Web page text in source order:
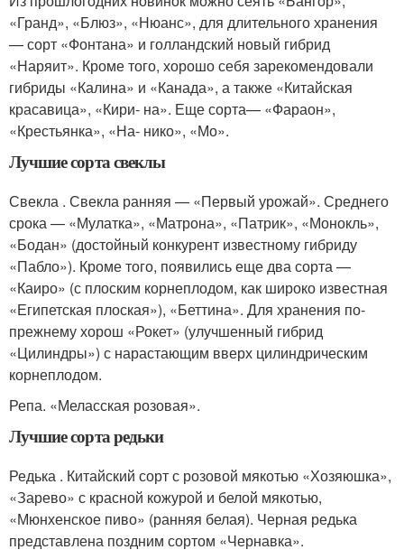
«Гранд», «Блюз», «Нюанс», для длительного хранения
— сорт «Фонтана» и голландский новый гибрид
«Наряит». Кроме того, хорошо себя зарекомендовали
гибриды «Калина» и «Канада», а также «Китайская
красавица», «Кири- на». Еще сорта— «Фараон»,
«Крестьянка», «На- нико», «Мо».
Лучшие сорта свеклы
Свекла . Свекла ранняя — «Первый урожай». Среднего
срока — «Мулатка», «Матрона», «Патрик», «Монокль»,
«Бодан» (достойный конкурент известному гибриду
«Пабло»). Кроме того, появились еще два сорта —
«Каиро» (с плоским корнеплодом, как широко известная
«Египетская плоская»), «Беттина». Для хранения по-
прежнему хорош «Рокет» (улучшенный гибрид
«Цилиндры») с нарастающим вверх цилиндрическим
корнеплодом.
Репа. «Меласская розовая».
Лучшие сорта редьки
Редька . Китайский сорт с розовой мякотью «Хозяюшка»,
«Зарево» с красной кожурой и белой мякотью,
«Мюнхенское пиво» (ранняя белая). Черная редька
представлена поздним сортом «Чернавка».